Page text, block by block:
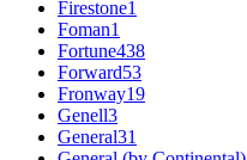
Firestone1
Foman1
Fortune438
Forward53
Fronway19
Genell3
General31